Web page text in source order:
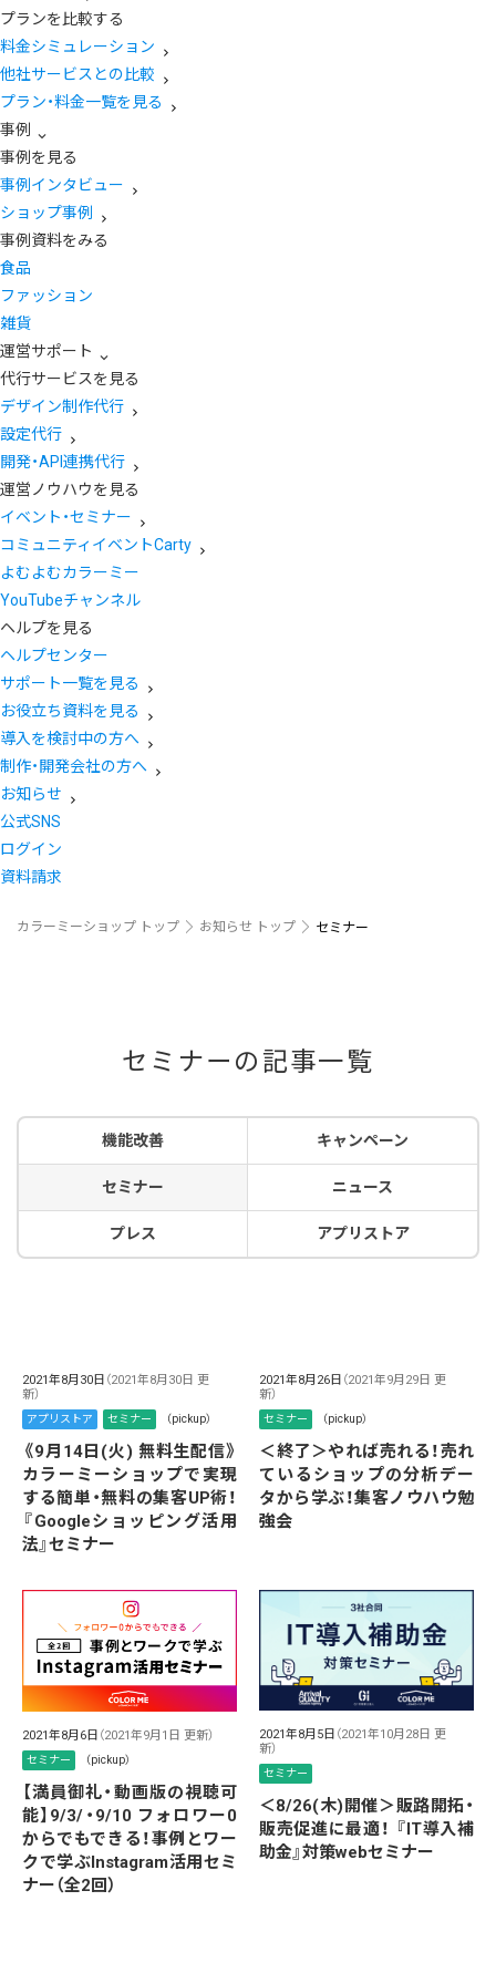
プランを比較する
料金シミュレーション
他社サービスとの比較
プラン・料金一覧を見る
事例
事例を見る
事例インタビュー
ショップ事例
事例資料をみる
食品
ファッション
雑貨
運営サポート
代行サービスを見る
デザイン制作代行
設定代行
開発・API連携代行
運営ノウハウを見る
イベント・セミナー
コミュニティイベントCarty
よむよむカラーミー
YouTubeチャンネル
ヘルプを見る
ヘルプセンター
サポート一覧を見る
お役立ち資料を見る
導入を検討中の方へ
制作・開発会社の方へ
お知らせ
公式SNS
ログイン
資料請求
カラーミーショップ トップ お知らせ トップ セミナー
セミナーの記事一覧
機能改善 キャンペーン
セミナー ニュース
プレス アプリストア
2021年8月30日 （2021年8月30日 更
新）
アプリストア セミナー （pickup）
《9月14日(火) 無料生配信》
カラーミーショップで実現
する簡単・無料の集客UP術！
『Googleショッピング活用
法』セミナー
2021年8月26日 （2021年9月29日 更
新）
セミナー （pickup）
＜終了＞やれば売れる！売れ
ているショップの分析デー
タから学ぶ！集客ノウハウ勉
強会
2021年8月6日 （2021年9月1日 更新）
セミナー （pickup）
【満員御礼・動画版の視聴可
能】9/3/・9/10 フォロワー0
からでもできる！事例とワー
クで学ぶInstagram活用セミ
ナー（全2回）
2021年8月5日 （2021年10月28日 更
新）
セミナー
＜8/26(木)開催＞販路開拓・
販売促進に最適！ 『IT導入補
助金』対策webセミナー